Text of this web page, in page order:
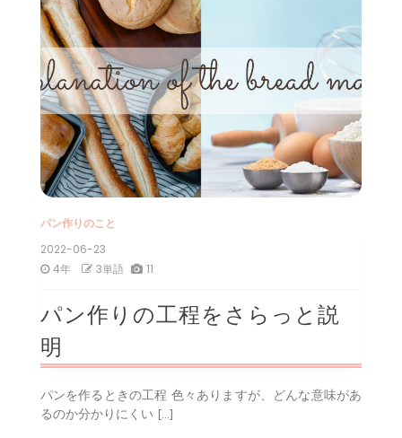
パン作りのこと
2022-06-23
4年
3単語 11
パン作りの工程をさらっと説
明
パンを作るときの工程 色々ありますが、どんな意味があ
るのか分かりにくい […]